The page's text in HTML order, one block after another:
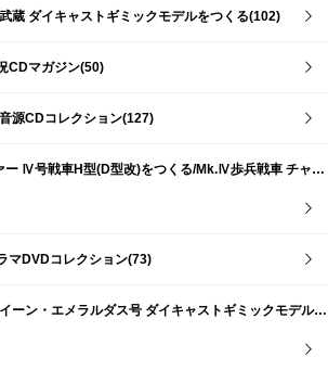
蔵 ダイキャストギミックモデルをつくる(102)
CDマガジン(50)
源CDコレクション(127)
ガールズ&パンツァー Ⅳ号戦車H型(D型改)をつくる/Mk.Ⅳ歩兵戦車 チャーチルMk.Ⅶをつくる(191)
マDVDコレクション(73)
アルカディア号/クイーン・エメラルダス号 ダイキャストギミックモデルをつくる(159)